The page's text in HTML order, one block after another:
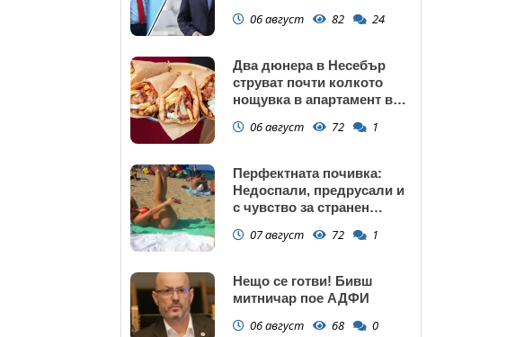
запазва
06 август 82 24
Два дюнера в Несебър
струват почти колкото
нощувка в апартамент в
06 август 72 1
Перфектната почивка:
Недоспали, предрусали и
с чувство за странен
07 август 72 1
Нещо се готви! Бивш
митничар пое АДФИ
06 август 68 0